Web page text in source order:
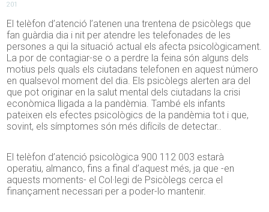
201
El telèfon d’atenció l’atenen una trentena de psicòlegs que
fan guàrdia dia i nit per atendre les telefonades de les
persones a qui la situació actual els afecta psicològicament.
La por de contagiar-se o a perdre la feina són alguns dels
motius pels quals els ciutadans telefonen en aquest número
en qualsevol moment del dia. Els psicòlegs alerten ara del
que pot originar en la salut mental dels ciutadans la crisi
econòmica lligada a la pandèmia. També els infants
pateixen els efectes psicològics de la pandèmia tot i que,
sovint, els símptomes són més difícils de detectar..
El telèfon d’atenció psicològica 900 112 003 estarà
operatiu, almanco, fins a final d’aquest més, ja que -en
aquests moments- el Col·legi de Psicòlegs cerca el
finançament necessari per a poder-lo mantenir.